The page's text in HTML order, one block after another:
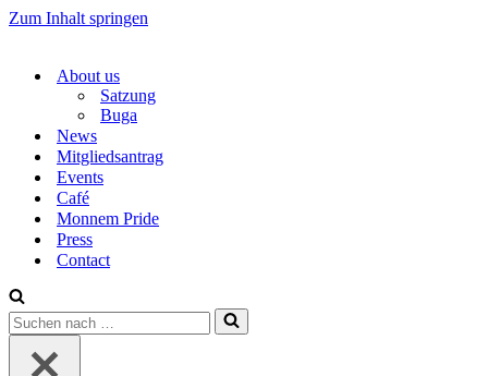
Zum Inhalt springen
About us
Satzung
Buga
News
Mitgliedsantrag
Events
Café
Monnem Pride
Press
Contact
Suchen
nach …